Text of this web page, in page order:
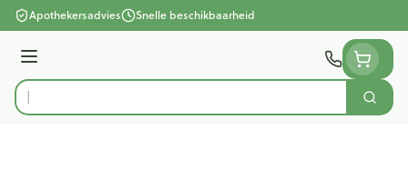
Ga naar de inhoud
Apothekersadvies Snelle beschikbaarheid
Menu
Product, merk, categorie...
Zoek